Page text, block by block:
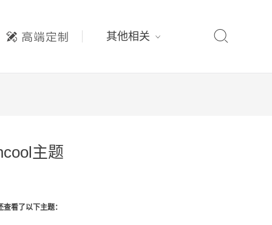
其他相关 
主题
看了以下主题：